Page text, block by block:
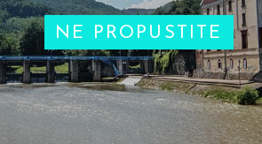
NE PROPUSTITE